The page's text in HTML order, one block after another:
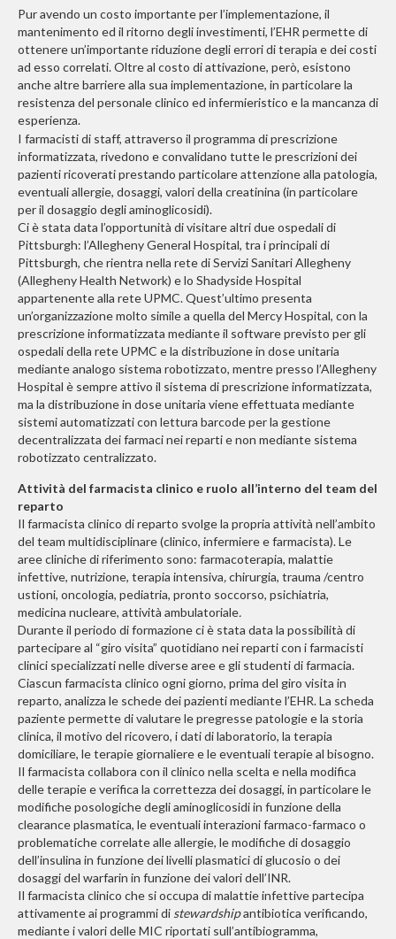
Pur avendo un costo importante per l’implementazione, il
mantenimento ed il ritorno degli investimenti, l’EHR permette di
ottenere un’importante riduzione degli errori di terapia e dei costi
ad esso correlati. Oltre al costo di attivazione, però, esistono
anche altre barriere alla sua implementazione, in particolare la
resistenza del personale clinico ed infermieristico e la mancanza di
esperienza.
I farmacisti di staff, attraverso il programma di prescrizione
informatizzata, rivedono e convalidano tutte le prescrizioni dei
pazienti ricoverati prestando particolare attenzione alla patologia,
eventuali allergie, dosaggi, valori della creatinina (in particolare
per il dosaggio degli aminoglicosidi).
Ci è stata data l’opportunità di visitare altri due ospedali di
Pittsburgh: l’Allegheny General Hospital, tra i principali di
Pittsburgh, che rientra nella rete di Servizi Sanitari Allegheny
(Allegheny Health Network) e lo Shadyside Hospital
appartenente alla rete UPMC. Quest’ultimo presenta
un’organizzazione molto simile a quella del Mercy Hospital, con la
prescrizione informatizzata mediante il software previsto per gli
ospedali della rete UPMC e la distribuzione in dose unitaria
mediante analogo sistema robotizzato, mentre presso l’Allegheny
Hospital è sempre attivo il sistema di prescrizione informatizzata,
ma la distribuzione in dose unitaria viene effettuata mediante
sistemi automatizzati con lettura barcode per la gestione
decentralizzata dei farmaci nei reparti e non mediante sistema
robotizzato centralizzato.
Attività del farmacista clinico e ruolo all’interno del team del
reparto
Il farmacista clinico di reparto svolge la propria attività nell’ambito
del team multidisciplinare (clinico, infermiere e farmacista). Le
aree cliniche di riferimento sono: farmacoterapia, malattie
infettive, nutrizione, terapia intensiva,chirurgia, trauma /centro
ustioni, oncologia, pediatria, pronto soccorso, psichiatria,
medicina nucleare, attività ambulatoriale.
Durante il periodo di formazione ci è stata data la possibilità di
partecipare al “giro visita” quotidiano nei reparti con i farmacisti
clinici specializzati nelle diverse aree e gli studenti di farmacia.
Ciascun farmacista clinico ogni giorno, prima del giro visita in
reparto, analizza le schede dei pazienti mediante l’EHR. La scheda
paziente permette di valutare le pregresse patologie e la storia
clinica, il motivo del ricovero, i dati di laboratorio, la terapia
domiciliare, le terapie giornaliere e le eventuali terapie al bisogno.
Il farmacista collabora con il clinico nella scelta e nella modifica
delle terapie e verifica la correttezza dei dosaggi, in particolare le
modifiche posologiche degli aminoglicosidi in funzione della
clearance plasmatica, le eventuali interazioni farmaco-farmaco o
problematiche correlate alle allergie, le modifiche di dosaggio
dell’insulina in funzione dei livelli plasmatici di glucosio o dei
dosaggi del warfarin in funzione dei valori dell’INR.
Il farmacista clinico che si occupa di malattie infettive partecipa
attivamente ai programmi di stewardshipantibiotica verificando,
mediante i valori delle MIC riportati sull’antibiogramma,